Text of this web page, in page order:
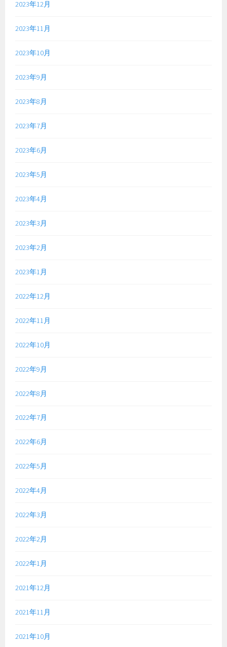
2023年12月
2023年11月
2023年10月
2023年9月
2023年8月
2023年7月
2023年6月
2023年5月
2023年4月
2023年3月
2023年2月
2023年1月
2022年12月
2022年11月
2022年10月
2022年9月
2022年8月
2022年7月
2022年6月
2022年5月
2022年4月
2022年3月
2022年2月
2022年1月
2021年12月
2021年11月
2021年10月